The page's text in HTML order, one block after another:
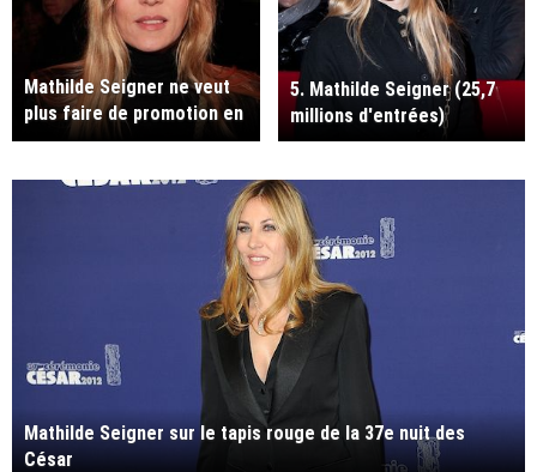
Mathilde Seigner ne veut
plus faire de promotion en
télé
5. Mathilde Seigner (25,7
millions d'entrées)
Mathilde Seigner sur le tapis rouge de la 37e nuit des
César